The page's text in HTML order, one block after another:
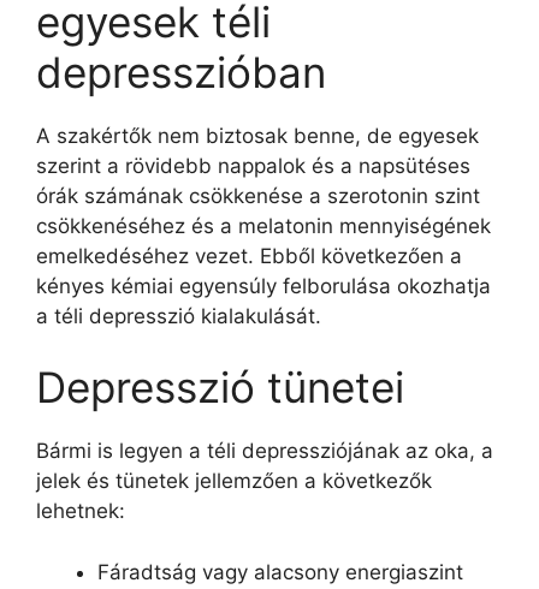
egyesek téli
depresszióban
A szakértők nem biztosak benne, de egyesek
szerint a rövidebb nappalok és a napsütéses
órák számának csökkenése a szerotonin szint
csökkenéséhez és a melatonin mennyiségének
emelkedéséhez vezet. Ebből következően a
kényes kémiai egyensúly felborulása okozhatja
a téli depresszió kialakulását.
Depresszió tünetei
Bármi is legyen a téli depressziójának az oka, a
jelek és tünetek jellemzően a következők
lehetnek:
Fáradtság vagy alacsony energiaszint